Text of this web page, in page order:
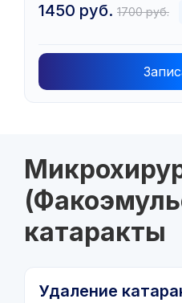
1450 руб. 1700 руб.
катаракты
Удаление